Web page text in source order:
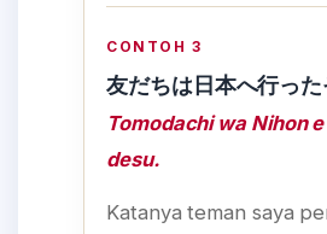
CONTOH 3
友だちは日本へ行った
Tomodachi wa Nihon
desu.
Katanya teman saya